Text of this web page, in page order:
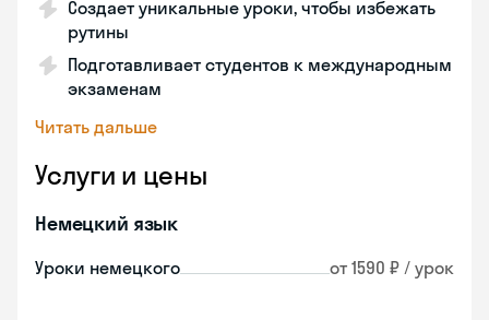
Создает уникальные уроки, чтобы избежать
рутины
Подготавливает студентов к международным
экзаменам
Читать дальше
Услуги и цены
Немецкий язык
Уроки немецкого от 1590 ₽ / урок